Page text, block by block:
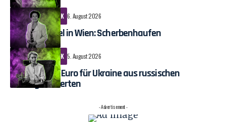
POLITICS POLITIK 6. August 2026
Machtwechsel in Wien: Scherbenhaufen
POLITICS POLITIK 5. August 2026
1,4 Milliarden Euro für Ukraine aus russischen
Vermögenswerten
- Advertisement -